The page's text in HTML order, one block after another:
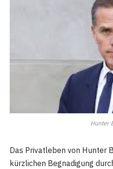
Hunter
Das Privatleben von Hunter
kürzlichen Begnadigung